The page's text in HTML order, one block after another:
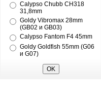
Calypso Chubb CH318
31,8mm
Goldy Vibromax 28mm
(GB02 и GB03)
Calypso Fantom F4 45mm
Goldy Goldfish 55mm (G06
и G07)